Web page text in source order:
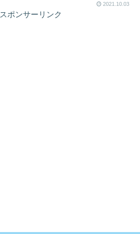
2021.10.03
スポンサーリンク